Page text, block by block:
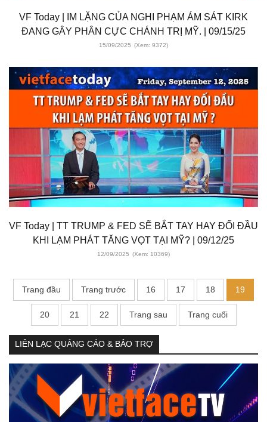
VF Today | IM LẶNG CỦA NGHI PHẠM ÁM SÁT KIRK
ĐANG GÂY PHÂN CỰC CHÁNH TRỊ MỸ. | 09/15/25
15/09/2025 (Xem: 9372)
VF Today | TT TRUMP & FED SẼ BẮT TAY HAY ĐỐI ĐẦU
KHI LẠM PHÁT TĂNG VỌT TẠI MỸ? | 09/12/25
12/09/2025 (Xem: 10369)
Trang đầu Trang trước 16 17 18 19
20 21 22 Trang sau Trang cuối
LIÊN LẠC QUẢNG CÁO & BẢO TRỢ